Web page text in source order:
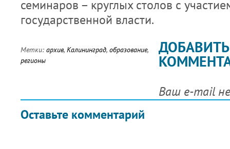
семинаров – круглых столов с
государственной власти.
Метки: архив, Калининград, образование,
регионы
Оставьте комментарий
ДОБАВИТЬ
Ваш e-mail